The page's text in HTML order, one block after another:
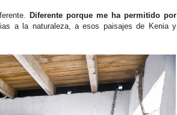
Diferente porque me ha permitido por
a la naturaleza, a esos paisajes de Kenia y